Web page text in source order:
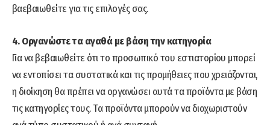
βαεβαιωθείτε για τις επιλογές σας.
4. Οργανώστε τα αγαθά με βάση την κατηγορία
Για να βεβαιωθείτε ότι το προσωπικό του εστιατορίου μπορεί
να εντοπίσει τα συστατικά και τις προμήθειες που χρειάζονται,
η διοίκηση θα πρέπει να οργανώσει αυτά τα προϊόντα με βάση
τις κατηγορίες τους. Τα προϊόντα μπορούν να διαχωριστούν